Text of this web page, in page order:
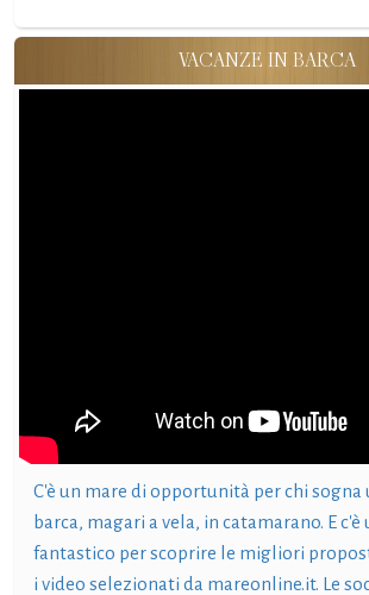
VACANZE IN BARCA
C'è un mare di opportunità per chi sogna
barca, magari a vela, in catamarano. E c'è
fantastico per scoprire le migliori
i video selezionati da mareonline.it. Le